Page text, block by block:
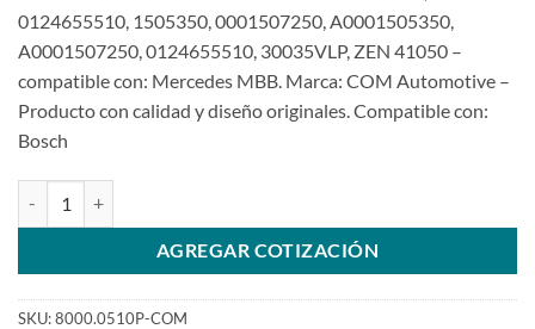
0124655510, 1505350, 0001507250, A0001505350,
A0001507250, 0124655510, 30035VLP, ZEN 41050 –
compatible con: Mercedes MBB. Marca: COM Automotive –
Producto con calidad y diseño originales. Compatible con:
Bosch
AGREGAR COTIZACIÓN
SKU:8000.0510P-COM